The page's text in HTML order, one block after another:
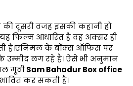
दूसरी वजह इसकी कहानी हो
फिल्म आधारित है वह अक्सर ही
है।एनिमल के बॉक्स ऑफिस पर
लग रहे है। ऐसे भी अनुमान
मूवीSam Bahadur Box office
कर सकती है।